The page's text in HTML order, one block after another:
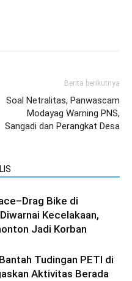
Berita berikutnya
Soal Netralitas, Panwascam
Modayag Warning PNS,
Sangadi dan Perangkat Desa
Bike di
Kecelakaan,
Jadi Korban
Tudingan PETI di
Aktivitas Berada